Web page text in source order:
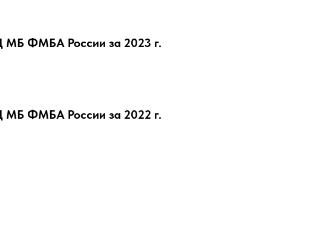
МБ ФМБА России за 2023 г.
МБ ФМБА России за 2022 г.